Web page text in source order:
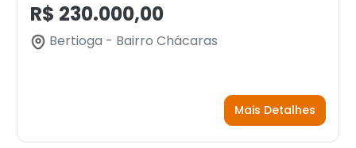
R$ 230.000,00
Bertioga - Bairro Chácaras
Mais Detalhes